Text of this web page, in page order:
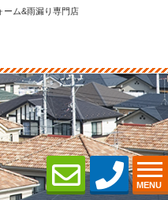
ーム&雨漏り専門店
MENU